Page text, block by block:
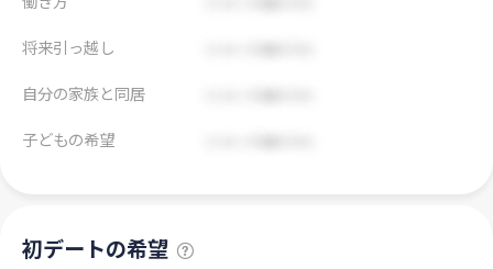
将来引っ越し
自分の家族と同居
子どもの希望
初デートの希望